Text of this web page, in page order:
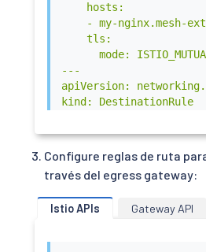
    hosts:
- my-nginx.mesh-
    tls:
mode:
---
apiVersion:
kind: DestinationRule
name: egressgateway-
host: istio-
  subsets:
  - name: nginx
    trafficPolicy:
Configure reglas de ruta
través del egress gateway:
Istio APIs Gateway API